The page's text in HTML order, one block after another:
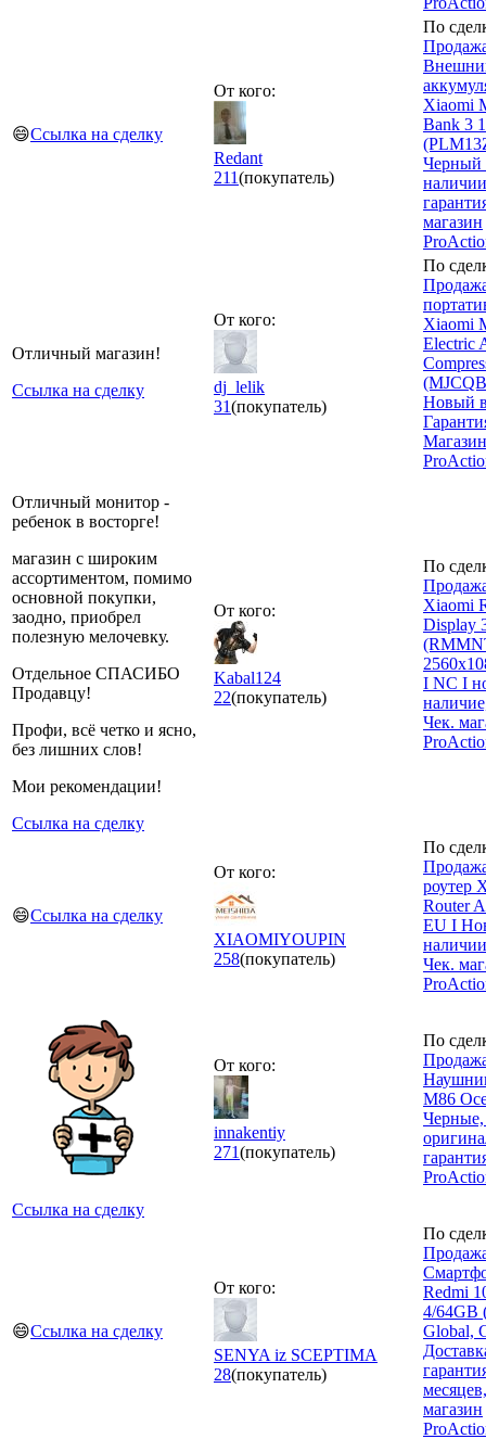
😄Ссылка на сделку
От кого:
Redant
211(покупатель)
По
Xiaomi
Bank 3
Черный
магазин
Отличный магазин!
Ссылка на сделку
От кого:
dj_lelik
31(покупатель)
По
Xiaomi
Electric
Новый
Магазин
Отличный монитор -
ребенок в восторге!
магазин с широким
ассортиментом, помимо
основной покупки,
заодно, приобрел
полезную мелочевку.
Отдельное СПАСИБО
Продавцу!
Профи, всё четко и ясно,
без лишних слов!
Мои рекомендации!
Ссылка на сделку
От кого:
Kabal124
22(покупатель)
По
Xiaomi
Display
I NC I
Чек.
😄Ссылка на сделку
От кого:
XIAOMIYOUPIN
258(покупатель)
По
роутер
Router
EU I
Чек.
Ссылка на сделку
От кого:
innakentiy
271(покупатель)
По
M86
Черные,
😄Ссылка на сделку
От кого:
SENYA iz SCEPTIMA
28(покупатель)
По
Redmi
4/64GB
Global,
магазин